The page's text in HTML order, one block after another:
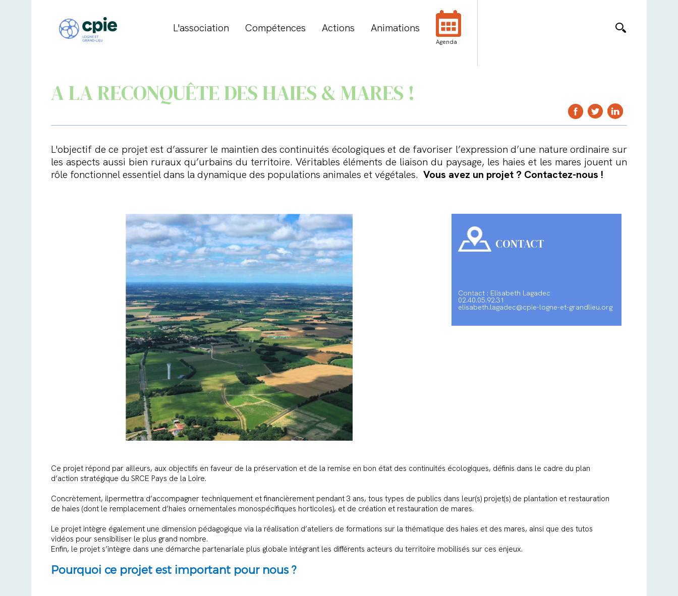
L'association Compétences Actions Animations
Agenda
A LA RECONQUÊTE DES HAIES & MARES !
L'objectif de ce projet est d’assurer le maintien des continuités écologiques et de favoriser l’expression d’une nature ordinaire sur
les aspects aussi bien ruraux qu’urbains du territoire. Véritables éléments de liaison du paysage, les haies et les mares jouent un
rôle fonctionnel essentiel dans la dynamique des populations animales et végétales.Vous avez un projet ? Contactez-nous !
CONTACT
Contact : Elisabeth Lagadec
02.40.05.92.31
elisabeth.lagadec@cpie-logne-et-grandlieu.org
Ce projet répond par ailleurs, aux objectifs en faveur de la préservation et de la remise en bon état des continuités écologiques, définis dans le cadre du plan
d’action stratégique du SRCE Pays de la Loire.
Concrètement, ilpermettra d’accompagner techniquement et financièrement pendant 3 ans, tous types de publics dans leur(s) projet(s) de plantation et restauration
de haies (dont le remplacement d’haies ornementales monospécifiques horticoles), et de création et restauration de mares.
Le projet intègre également une dimension pédagogique via la réalisation d’ateliers de formations sur la thématique des haies et des mares, ainsi que des tutos
vidéos pour sensibiliser le plus grand nombre.
Enfin, le projet s’intègre dans une démarche partenariale plus globale intégrant les différents acteurs du territoire mobilisés sur ces enjeux.
Pourquoi ce projet est important pour nous ?